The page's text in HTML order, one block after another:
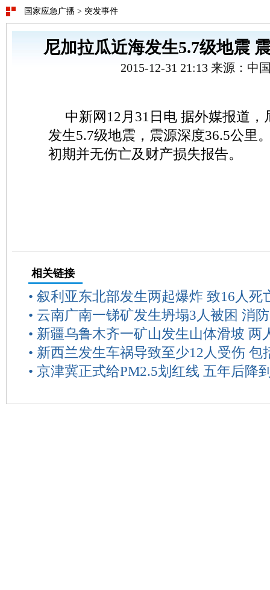
国家应急广播 > 突发事件
尼加拉瓜近海发生5.7级地震
2015-12-31 21:13 来源：中
中新网12月31日电 据外媒报道
发生5.7级地震，震源深度36.5公里
初期并无伤亡及财产损失报告。
相关链接
• 叙利亚东北部发生两起爆炸 致16人死
• 云南广南一锑矿发生坍塌3人被困 消
• 新疆乌鲁木齐一矿山发生山体滑坡 两
• 新西兰发生车祸导致至少12人受伤 包
• 京津冀正式给PM2.5划红线 五年后降